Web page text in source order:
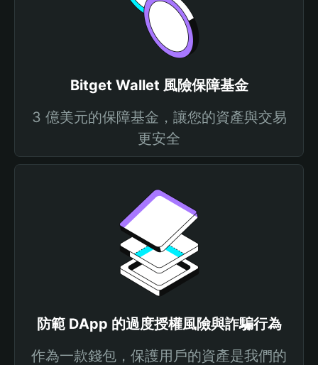
Bitget Wallet 風險保障基金
3 億美元的保障基金，讓您的資產與交易
更安全
防範 DApp 的過度授權風險與詐騙行為
作為一款錢包，保護用戶的資產是我們的